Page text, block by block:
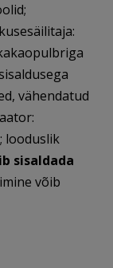
vähendatud
looduslik
sisaldada
võib